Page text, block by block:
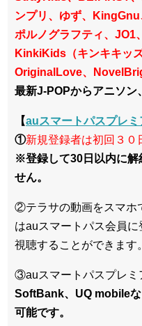
ンプリ、ゆず、
ポルノグラフティ、JO1
KinkiKids（キンキキッ
OriginalLove、
最新J-POPからアニソン
【auスマートパスプレミ
①新規登録者は初回３０
※登録して30日以内に解
せん。
②テラサの動画をスマホ
はauスマートパス会員
視聴することができます。
③auスマートパスプレミ
SoftBank、UQ mobileな
可能です。